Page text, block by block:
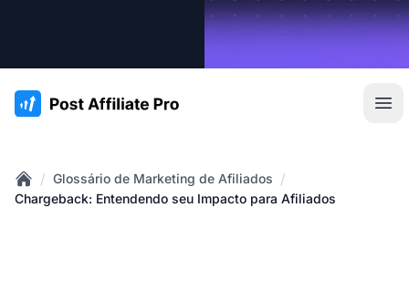
:site.title
Home
/ Glossário de Marketing de Afiliados /
Chargeback: Entendendo seu Impacto para Afiliados